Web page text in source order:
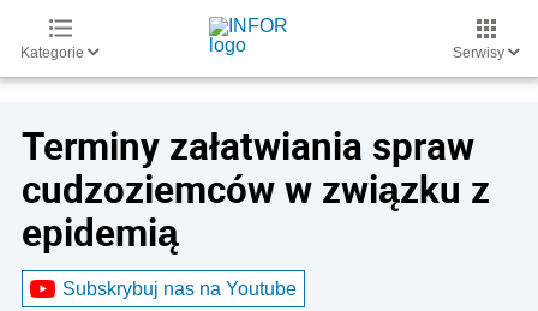
Kategorie Serwisy
Terminy załatwiania spraw
cudzoziemców w związku z
epidemią
Subskrybuj nas na Youtube